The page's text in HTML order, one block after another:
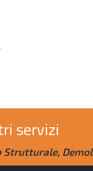
servizi